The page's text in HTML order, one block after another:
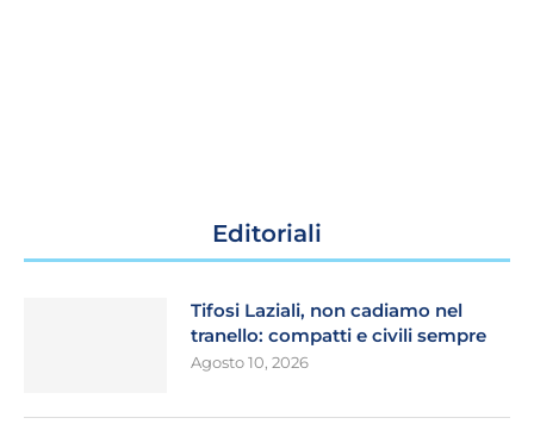
Editoriali
Tifosi Laziali, non cadiamo nel
tranello: compatti e civili sempre
Agosto 10, 2026